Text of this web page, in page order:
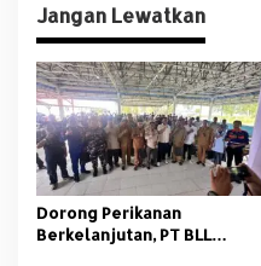
Jangan Lewatkan
Dorong Perikanan
Berkelanjutan, PT BLL